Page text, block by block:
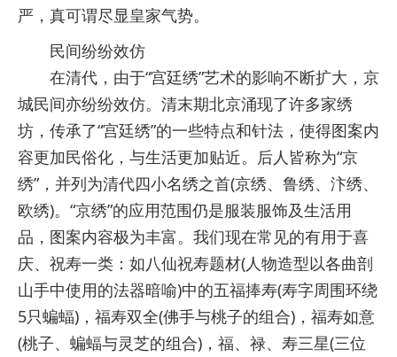
严，真可谓尽显皇家气势。
民间纷纷效仿
在清代，由于“宫廷绣”艺术的影响不断扩大，京
城民间亦纷纷效仿。清末期北京涌现了许多家绣
坊，传承了“宫廷绣”的一些特点和针法，使得图案内
容更加民俗化，与生活更加贴近。后人皆称为“京
绣”，并列为清代四小名绣之首(京绣、鲁绣、汴绣、
欧绣)。“京绣”的应用范围仍是服装服饰及生活用
品，图案内容极为丰富。我们现在常见的有用于喜
庆、祝寿一类：如八仙祝寿题材(人物造型以各曲剖
山手中使用的法器暗喻)中的五福捧寿(寿字周围环绕
5只蝙蝠)，福寿双全(佛手与桃子的组合)，福寿如意
(桃子、蝙蝠与灵芝的组合)，福、禄、寿三星(三位